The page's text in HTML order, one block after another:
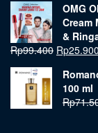
OMG
Cream
&
Rp99.400 Rp25.900
100 ml
Rp